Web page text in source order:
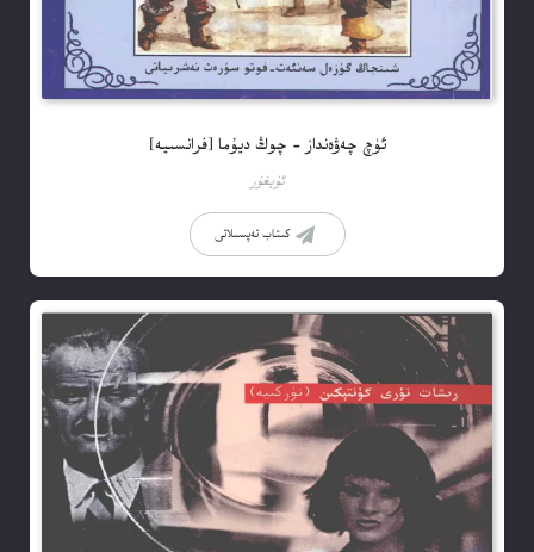
ئۈچ چەۋەنداز – چوڭ ديۇما [فرانسىيە]
ئۇيغۇر
كىتاب تەپسىلاتى